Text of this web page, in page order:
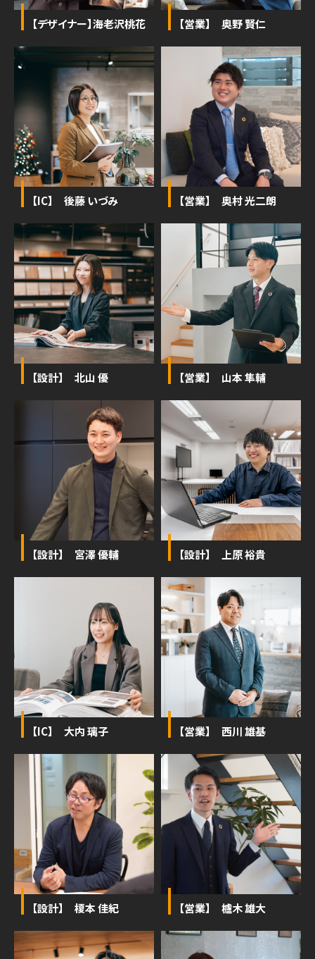
【デザイナー】海老沢桃花 【営業】 奥野 賢仁
【IC】 後藤 いづみ 【営業】 奥村 光二朗
【設計】 北山 優 【営業】 山本 隼輔
【設計】 宮澤 優輔 【設計】 上原 裕貴
【IC】 大内 璃子 【営業】 西川 雄基
【設計】 榎本 佳紀 【営業】 櫨木 雄大